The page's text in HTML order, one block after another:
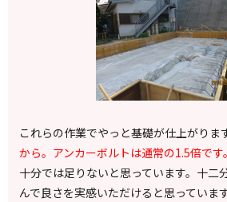
これらの作業でやっと基礎が仕上がります
から。アンカーボルトは通常の1.5倍です。
十分では足りないと思っています。十二
んで良さを実感いただけると思っています